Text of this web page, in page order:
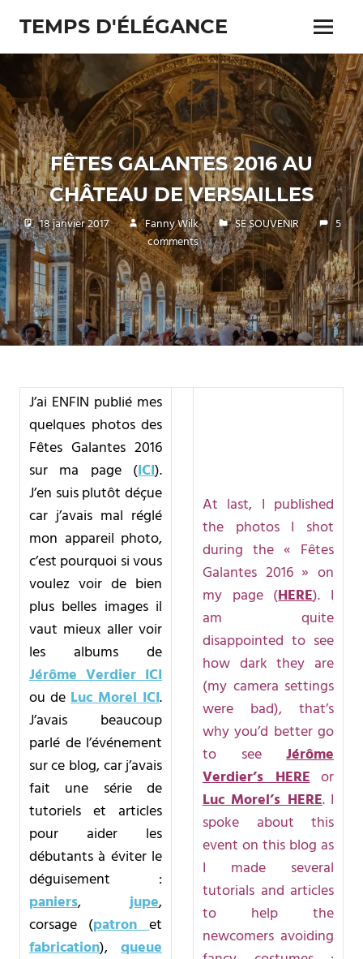
content
TEMPS D'ÉLÉGANCE
Pour
passionnés
de
costumes
Menu
FÊTES GALANTES 2016 AU
CHÂTEAU DE VERSAILLES
18 janvier 2017 Fanny Wilk SE SOUVENIR
5
comments
J’ai ENFIN publié mes
quelques photos des
Fêtes Galantes 2016
sur ma page (ICI).
J’en suis plutôt déçue
car j’avais mal réglé
mon appareil photo,
c’est pourquoi si vous
voulez voir de bien
plus belles images il
vaut mieux aller voir
les albums de
Jérôme Verdier ICI
ou de Luc Morel ICI.
J’avais beaucoup
parlé de l’événement
sur ce blog, car j’avais
fait une série de
tutoriels et articles
pour aider les
débutants à éviter le
déguisement :
paniers,jupe,
corsage (patronet
fabrication),queue
At last, I published
the photos I shot
during the « Fêtes
Galantes 2016 » on
my page (HERE). I
am quite
disappointed to see
how dark they are
(my camera settings
were bad), that’s
why you’d better go
to seeJérôme
Verdier’s HEREor
Luc Morel’s HERE. I
spoke about this
event on this blog as
I made several
tutorials and articles
to help the
newcomers avoiding